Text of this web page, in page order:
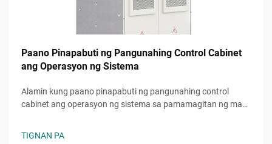
Paano Pinapabuti ng Pangunahing Control Cabinet
ang Operasyon ng Sistema
Alamin kung paano pinapabuti ng pangunahing control
cabinet ang operasyon ng sistema sa pamamagitan ng mas
TIGNAN PA